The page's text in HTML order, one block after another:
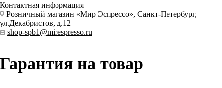
Контактная информация
Розничный магазин «Мир Эспрессо», Санкт-Петербург,
ул.Декабристов, д.12
shop-spb1@mirespresso.ru
Гарантия на товар